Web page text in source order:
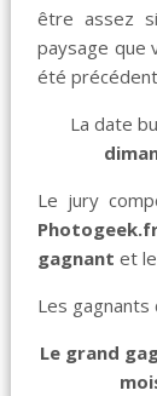
être assez
paysage que
été
La date
Le jury
gagnant et le
Les
Le grand